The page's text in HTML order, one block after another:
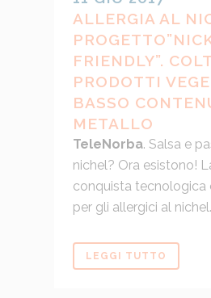
ALLERGIA AL
FRIENDLY”.
PRODOTTI
BASSO
METALLO
TeleNorba. Salsa e
nichel? Ora esistono!
conquista tecnologica
per gli allergici al nichel.
LEGGI TUTTO